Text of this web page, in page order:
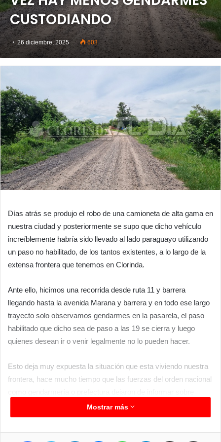
CUSTODIANDO
26 diciembre, 2025 603
Días atrás se produjo el robo de una camioneta de alta gama en
nuestra ciudad y posteriormente se supo que dicho vehículo
increíblemente habría sido llevado al lado paraguayo utilizando
un paso no habilitado, de los tantos existentes, a lo largo de la
extensa frontera que tenemos en Clorinda.
Ante ello, hicimos una recorrida desde ruta 11 y barrera
llegando hasta la avenida Marana y barrera y en todo ese largo
trayecto solo observamos gendarmes en la pasarela, el paso
habilitado que dicho sea de paso a las 19 se cierra y luego
quienes desean ir o venir legalmente no lo pueden hacer.
Esto deja muy expuesta la situación que esta viviendo nuestra
frontera, hace mucho tiempo que las fuerzas del orden nacional
como se mueven, sobre procedimientos y demás, y si uno
desea información debe remitirse a nación. Mientras aquí, en
este rincón de la patria, pasa de todo y nadie de quienes deben
Mostrar más